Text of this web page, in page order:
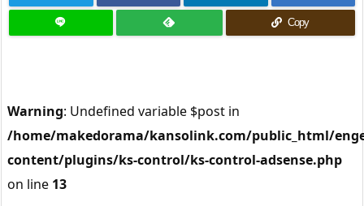
Copy
Warning: Undefined variable $post in
/home/makedorama/kansolink.com/public_html/
content/plugins/ks-control/ks-control-adsense.php
on line 13